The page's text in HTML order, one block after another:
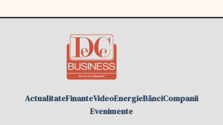
ActualitateFinanteVideoEnergieBănciCompanii
Evenimente